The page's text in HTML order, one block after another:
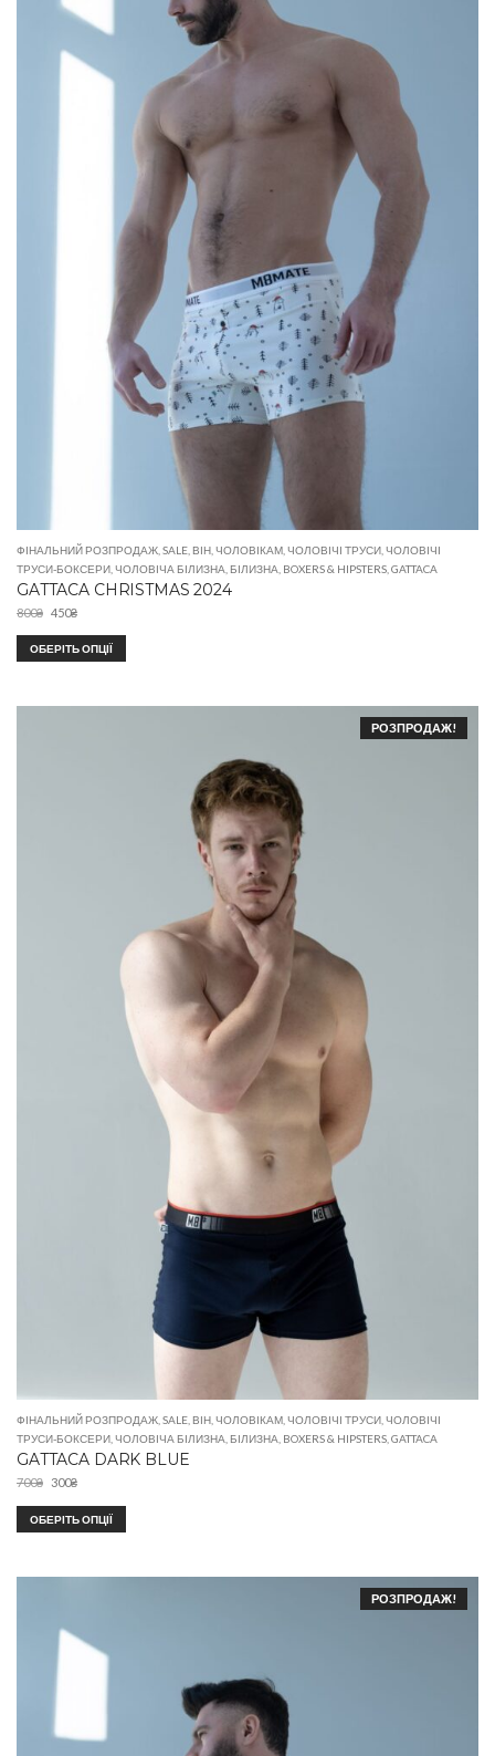
ФІНАЛЬНИЙ РОЗПРОДАЖ SALE ВІН ЧОЛОВІКАМ ЧОЛОВІЧІ ТРУСИ ЧОЛОВІЧІ
ТРУСИ-БОКСЕРИ ЧОЛОВІЧА БІЛИЗНА БІЛИЗНА BOXERS & HIPSTERS GATTACA
GATTACA CHRISTMAS 2024
800₴ 450₴
ОБЕРІТЬ ОПЦІЇ
РОЗПРОДАЖ!
ФІНАЛЬНИЙ РОЗПРОДАЖ,SALE,ВІН,ЧОЛОВІКАМ,ЧОЛОВІЧІ ТРУСИ,ЧОЛОВІЧІ
ТРУСИ-БОКСЕРИ,ЧОЛОВІЧА БІЛИЗНА,БІЛИЗНА, BOXERS & HIPSTERS,GATTACA
GATTACA DARK BLUE
700₴ 300₴
ОБЕРІТЬ ОПЦІЇ
РОЗПРОДАЖ!